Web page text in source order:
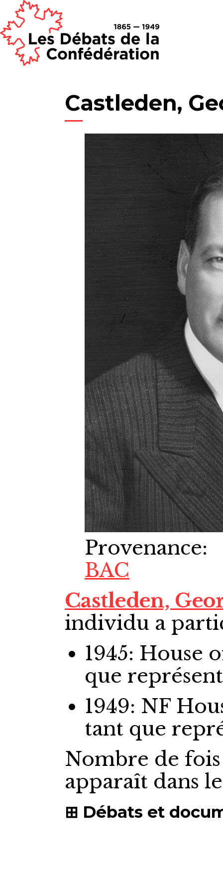
Castleden,
Provenance:
BAC
Castleden,
individu a
1945: House
que
1949: NF
tant que
Nombre de
apparaît dans
Débats et